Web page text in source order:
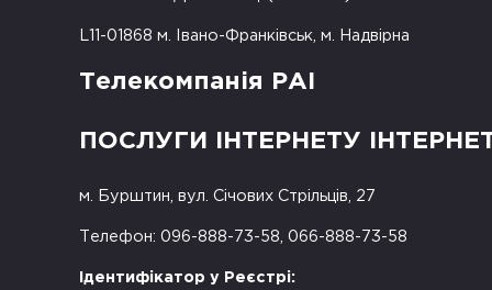
L11-01868 м. Івано-Франківськ, м. Надвірна
Телекомпанія РАІ
ПОСЛУГИ ІНТЕРНЕТУ
м. Бурштин, вул. Січових Стрільців, 27
Телефон: 096-888-73-58, 066-888-73-58
Ідентифікатор у Реєстрі: